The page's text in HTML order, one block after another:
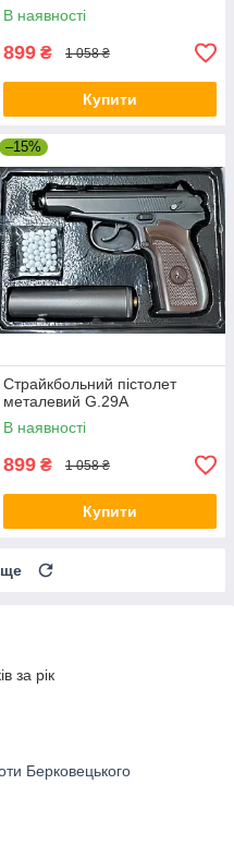
В наявності
899 ₴ 1 058 ₴
Купити
–15%
Страйкбольний пістолет
металевий G.29A
В наявності
899 ₴ 1 058 ₴
Купити
ще
за рік
Берковецького